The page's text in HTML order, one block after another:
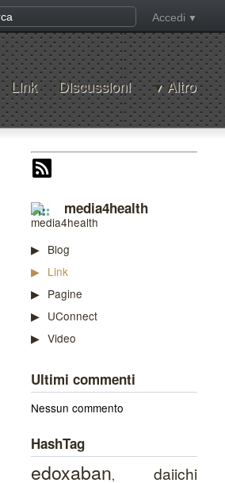
Accedi
Link Discussioni Altro
media4health
Blog
Link
Pagine
UConnect
Video
Ultimi commenti
Nessun commento
HashTag
edoxaban, daiichi